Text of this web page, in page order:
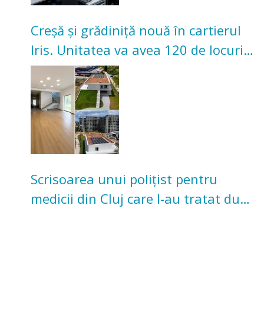
Creșă și grădiniță nouă în cartierul
Iris. Unitatea va avea 120 de locuri
pentru copii
Scrisoarea unui polițist pentru
medicii din Cluj care l-au tratat după